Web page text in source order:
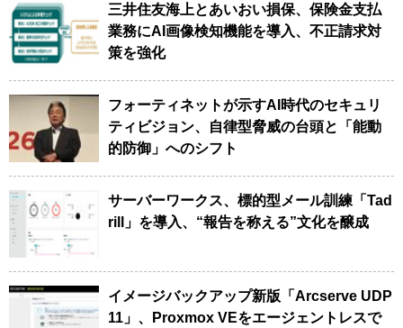
三井住友海上とあいおい損保、保険金支払
業務にAI画像検知機能を導入、不正請求対
策を強化
フォーティネットが示すAI時代のセキュリ
ティビジョン、自律型脅威の台頭と「能動
的防御」へのシフト
サーバーワークス、標的型メール訓練「Tad
rill」を導入、“報告を称える”文化を醸成
イメージバックアップ新版「Arcserve UDP
11」、Proxmox VEをエージェントレスで